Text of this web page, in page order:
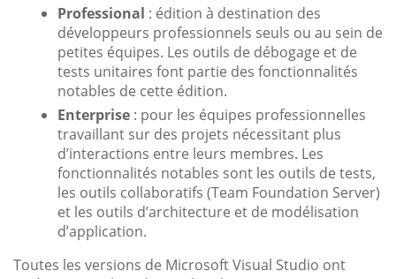
Professional : édition à destination des
développeurs professionnels seuls ou au sein de
petites équipes. Les outils de débogage et de
tests unitaires font partie des fonctionnalités
notables de cette édition.
Enterprise : pour les équipes professionnelles
travaillant sur des projets nécessitant plus
d’interactions entre leurs membres. Les
fonctionnalités notables sont les outils de tests,
les outils collaboratifs (Team Foundation Server)
et les outils d’architecture et de modélisation
d’application.
Toutes les versions de Microsoft Visual Studio ont